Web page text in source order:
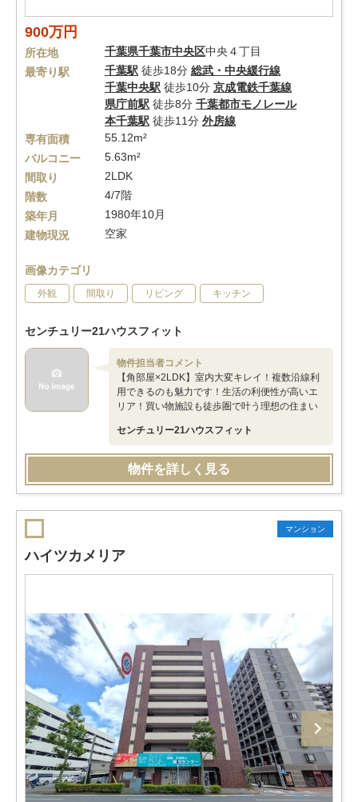
900万円
所在地 千葉県千葉市中央区中央４丁目
最寄り駅
千葉駅 徒歩18分 総武・中央緩行線
千葉中央駅 徒歩10分 京成電鉄千葉線
県庁前駅 徒歩8分 千葉都市モノレール
本千葉駅 徒歩11分 外房線
専有面積
55.12m²
バルコニー
5.63m²
間取り
2LDK
階数
4/7階
築年月
1980年10月
建物現況
空家
画像カテゴリ
外観 間取り リビング キッチン
センチュリー21ハウスフィット
物件担当者コメント
【角部屋×2LDK】室内大変キレイ！複数沿線利
用できるのも魅力です！生活の利便性が高いエ
リア！買い物施設も徒歩圏で叶う理想の住まい
センチュリー21ハウスフィット
物件を詳しく見る
マンション
ハイツカメリア